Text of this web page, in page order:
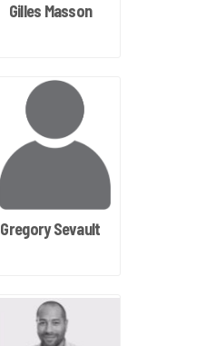
Gilles Masson
Gregory Sevault